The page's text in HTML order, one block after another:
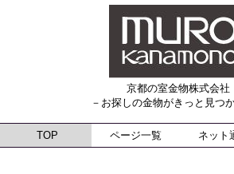
京都の室金物株式会社
－お探しの金物がきっと見つ
TOP ページ一覧 ネット